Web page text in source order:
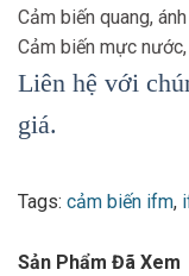
Cảm biến quang,
Cảm biến mực
Liên hệ với
giá.
Tags: cảm biến ifm,
Sản Phẩm Đã Xem